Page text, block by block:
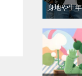
身地や生